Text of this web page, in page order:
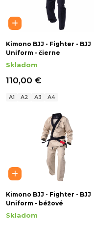
Kimono BJJ - Fighter - BJJ
Uniform - čierne
Skladom
110,00 €
A1 A2 A3 A4
Kimono BJJ - Fighter - BJJ
Uniform - béžové
Skladom